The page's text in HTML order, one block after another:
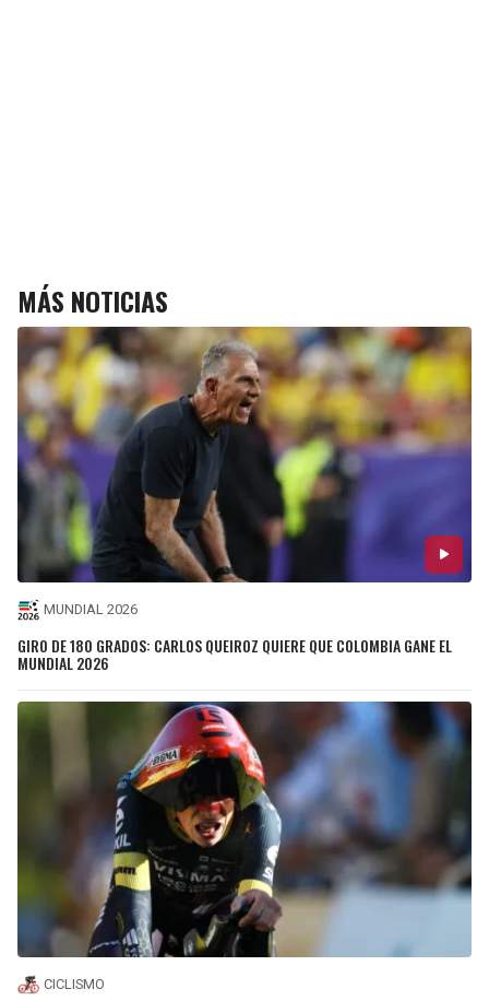
MÁS NOTICIAS
MUNDIAL 2026
GIRO DE 180 GRADOS: CARLOS QUEIROZ QUIERE QUE COLOMBIA GANE EL
MUNDIAL 2026
CICLISMO